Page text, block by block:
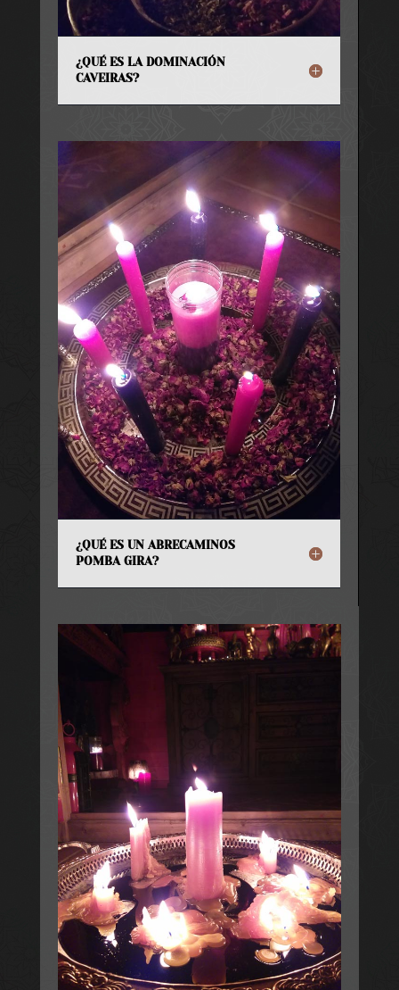
¿QUÉ ES LA DOMINACIÓN
CAVEIRAS?
¿QUÉ ES UN ABRECAMINOS
POMBA GIRA?